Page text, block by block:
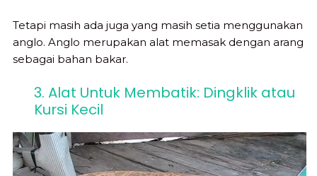
Tetapi masih ada juga yang masih setia menggunakan
anglo. Anglo merupakan alat memasak dengan arang
sebagai bahan bakar.
3. Alat Untuk Membatik: Dingklik atau
Kursi Kecil